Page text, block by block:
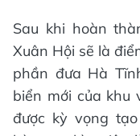
Sau khi hoàn
Xuân Hội sẽ là
phần đưa Hà
biển mới của khu
được kỳ vọng